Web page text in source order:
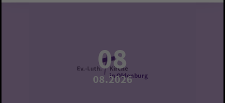
08
08.2026